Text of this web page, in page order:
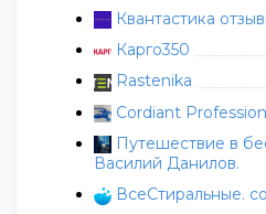
Квантастика
Карго350
Rastenika
Cordiant
Путешествие в
Василий Данилов.
ВсеСтиральные.